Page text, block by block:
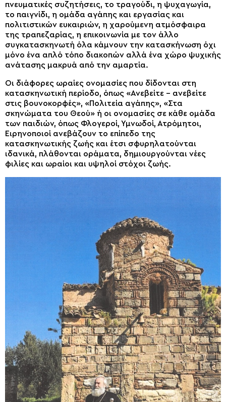
πνευματικές συζητήσεις, το τραγούδι, η ψυχαγωγία,
το παιγνίδι, η ομάδα αγάπης και εργασίας και
πολιτιστικών ευκαιριών, η χαρούμενη ατμόσφαιρα
της τραπεζαρίας, η επικοινωνία με τον άλλο
συγκατασκηνωτή όλα κάμνουν την κατασκήνωση όχι
μόνο ένα απλό τόπο διακοπών αλλά ένα χώρο ψυχικής
ανάτασης μακρυά από την αμαρτία.
Οι διάφορες ωραίες ονομασίες που δίδονται στη
κατασκηνωτική περίοδο, όπως «Ανεβείτε – ανεβείτε
στις βουνοκορφές», «Πολιτεία αγάπης», «Στα
σκηνώματα του Θεού» ή οι ονομασίες σε κάθε ομάδα
των παιδιών, όπως Φλογεροί, Υμνωδοί, Ατρόμητοι,
Ειρηνοποιοί ανεβάζουν το επίπεδο της
κατασκηνωτικής ζωής και έτσι σφυρηλατούνται
ιδανικά, πλάθονται οράματα, δημιουργούνται νέες
φιλίες και ωραίοι και υψηλοί στόχοι ζωής.